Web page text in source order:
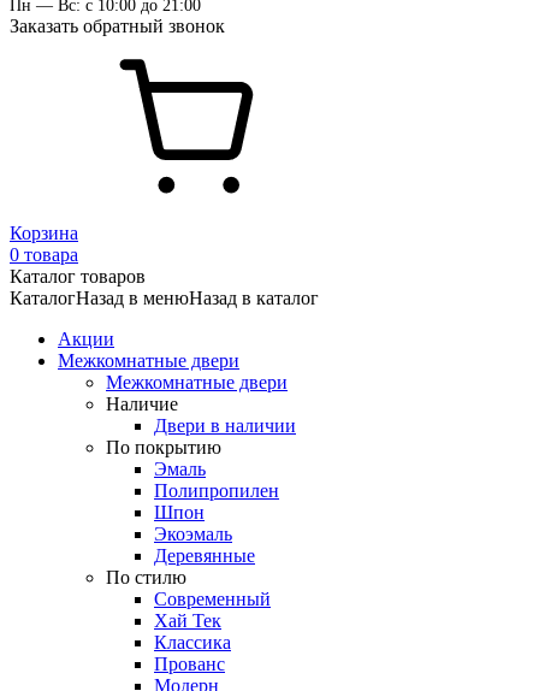
Пн — Вс: с 10:00 до 21:00
Заказать обратный звонок
Корзина
0 товара
Каталог товаров
КаталогНазад в менюНазад в каталог
Акции
Межкомнатные двери
Межкомнатные двери
Наличие
Двери в наличии
По покрытию
Эмаль
Полипропилен
Шпон
Экоэмаль
Деревянные
По стилю
Современный
Хай Тек
Классика
Прованс
Модерн